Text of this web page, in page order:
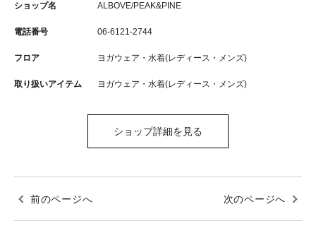
ショップ名 ALBOVE/PEAK&PINE
電話番号 06-6121-2744
フロア ヨガウェア・水着(レディース・メンズ)
取り扱いアイテム ヨガウェア・水着(レディース・メンズ)
ショップ詳細を見る
前のページへ 次のページへ